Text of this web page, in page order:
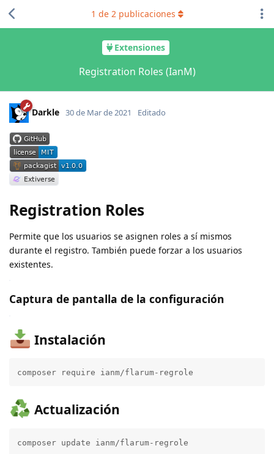
Extensiones
Registration Roles (IanM)
1 de 2publicaciones
Darkle 30 de Mar de 2021 Editado
Registration Roles
Permite que los usuarios se asignen roles a sí mismos
durante el registro. También puede forzar a los usuarios
existentes.
Captura de pantalla de la configuración
Instalación
composer require ianm/flarum-regrole
Actualización
composer update ianm/flarum-regrole